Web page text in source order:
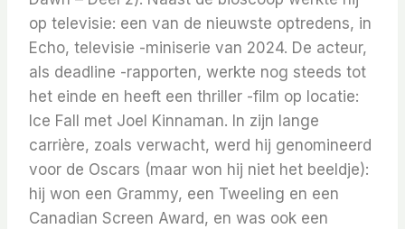
op televisie: een van de nieuwste optredens, in
Echo, televisie -miniserie van 2024. De acteur,
als deadline -rapporten, werkte nog steeds tot
het einde en heeft een thriller -film op locatie:
Ice Fall met Joel Kinnaman. In zijn lange
carrière, zoals verwacht, werd hij genomineerd
voor de Oscars (maar won hij niet het beeldje):
hij won een Grammy, een Tweeling en een
Canadian Screen Award, en was ook een